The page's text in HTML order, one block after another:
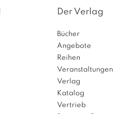
Der Verlag
Bücher
Angebote
Reihen
Veranstaltungen
Verlag
Katalog
Vertrieb